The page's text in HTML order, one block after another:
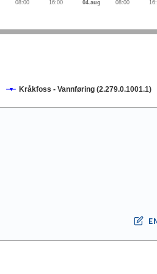
Kråkfoss - Vannføring (2.279.0.1001.1)
08:00 16:00 04.aug 08:00